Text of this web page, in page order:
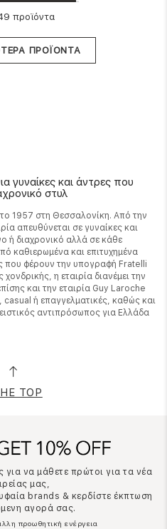
προϊόντα
ΠΡΟΪΟΝΤΑ
γυναίκες και άντρες που
στυλ
1957 στη Θεσσαλονίκη. Από την
απευθύνεται σε γυναίκες και
ή διαχρονικό αλλά σε κάθε
καθιερωμένα και επιτυχημένα
που φέρουν την υπογραφή Fratelli
η εταιρία διανέμει την
και την εταιρία Guy Laroche
casual ή επαγγελματικές, καθώς και
αντιπρόσωπος για Ελλάδα
TOP
να μάθετε πρώτοι για τα νέα
μας,
brands & κερδίστε έκπτωση
αγορά σας.
προωθητική ενέργεια